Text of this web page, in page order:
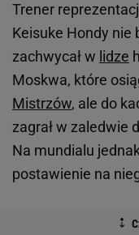
Trener
Keisuke Hondy nie
zachwycał w lidze
Moskwa, które
Mistrzów, ale do
zagrał w zaledwie
Na mundialu
postawienie na